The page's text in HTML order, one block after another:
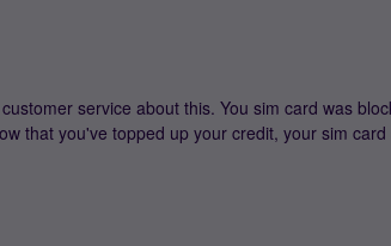
service about this. You sim card was
that you've topped up your credit, your sim card